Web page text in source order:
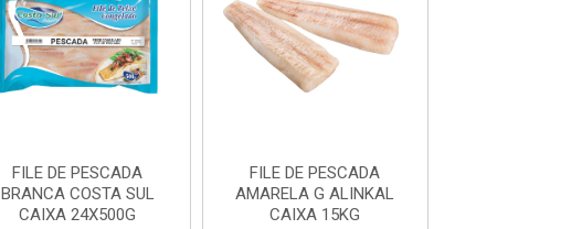
FILE DE PESCADA
BRANCA COSTA SUL
CAIXA 24X500G
FILE DE PESCADA
AMARELA G ALINKAL
CAIXA 15KG